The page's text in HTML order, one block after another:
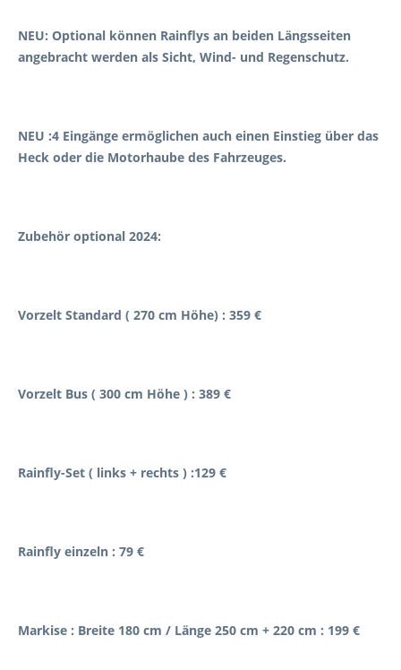
NEU: Optional können Rainflys an beiden Längsseiten
angebracht werden als Sicht, Wind- und Regenschutz.
NEU :4 Eingänge ermöglichen auch einen Einstieg über das
Heck oder die Motorhaube des Fahrzeuges.
Zubehör optional 2024:
Vorzelt Standard ( 270 cm Höhe) : 359 €
Vorzelt Bus ( 300 cm Höhe ) : 389 €
Rainfly-Set ( links + rechts ) :129 €
Rainfly einzeln : 79 €
Markise : Breite 180 cm / Länge 250 cm + 220 cm : 199 €